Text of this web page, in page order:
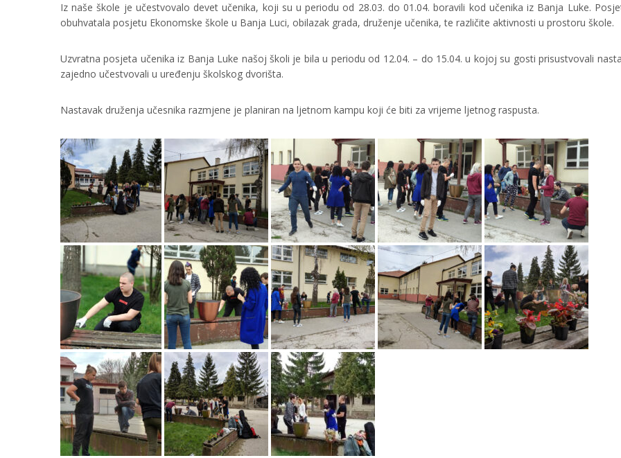
Iz naše škole je učestvovalo devet učenika, koji su u periodu od 28.03. do 01.04. boravili kod učenika iz Banja Luke.
obuhvatala posjetu Ekonomske škole u Banja Luci, obilazak grada, druženje učenika, te različite aktivnosti u prostoru škole.
Uzvratna posjeta učenika iz Banja Luke našoj školi je bila u periodu od 12.04. – do 15.04. u kojoj su gosti prisustvovali
zajedno učestvovali u uređenju školskog dvorišta.
Nastavak druženja učesnika razmjene je planiran na ljetnom kampu koji će biti za vrijeme ljetnog raspusta.